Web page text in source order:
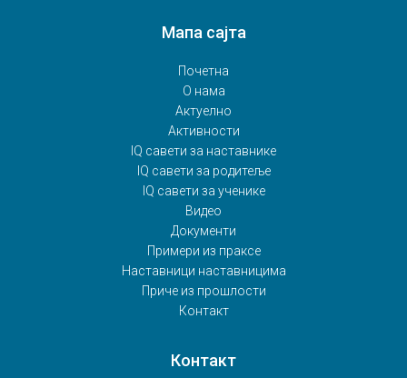
Мапа сајта
Почетна
О нама
Актуелно
Активности
IQ савети за наставнике
IQ савети за родитеље
IQ савети за ученике
Видео
Документи
Примери из праксе
Наставници наставницима
Приче из прошлости
Контакт
Контакт